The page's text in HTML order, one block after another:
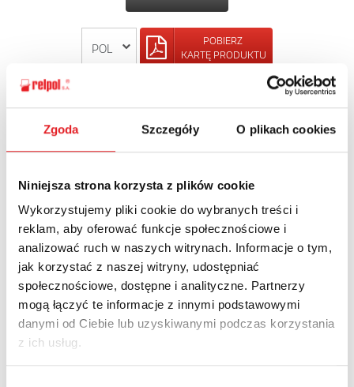
Zgoda Szczegóły O plikach cookies
Niniejsza strona korzysta z plików cookie
Wykorzystujemy pliki cookie do wybranych treści i
reklam, aby oferować funkcje społecznościowe i
analizować ruch w naszych witrynach. Informacje o tym,
jak korzystać z naszej witryny, udostępniać
społecznościowe, dostępne i analityczne. Partnerzy
mogą łączyć te informacje z innymi podstawowymi
danymi od Ciebie lub uzyskiwanymi podczas korzystania
z ich usług.
POBIERZ
KARTĘ PRODUKTU
Zapytaj o szczegóły oferty
Imię i nazwisko: *
Adres e-mail: *